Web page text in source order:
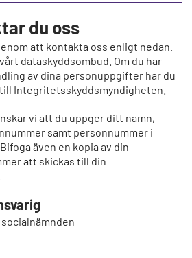
du oss
att kontakta oss enligt nedan.
dataskyddsombud. Om du har
av dina personuppgifter har du
Integritetsskyddsmyndigheten.
vi att du uppger ditt namn,
samt personnummer i
även en kopia av din
att skickas till din